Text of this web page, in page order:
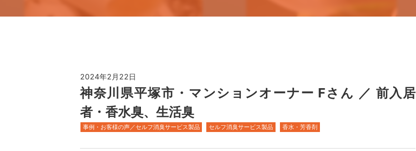
2024年2月22日
神奈川県平塚市・マンションオーナー Fさん ／ 前入居
者・香水臭、生活臭
事例・お客様の声／セルフ消臭サービス製品 セルフ消臭サービス製品 香水・芳香剤